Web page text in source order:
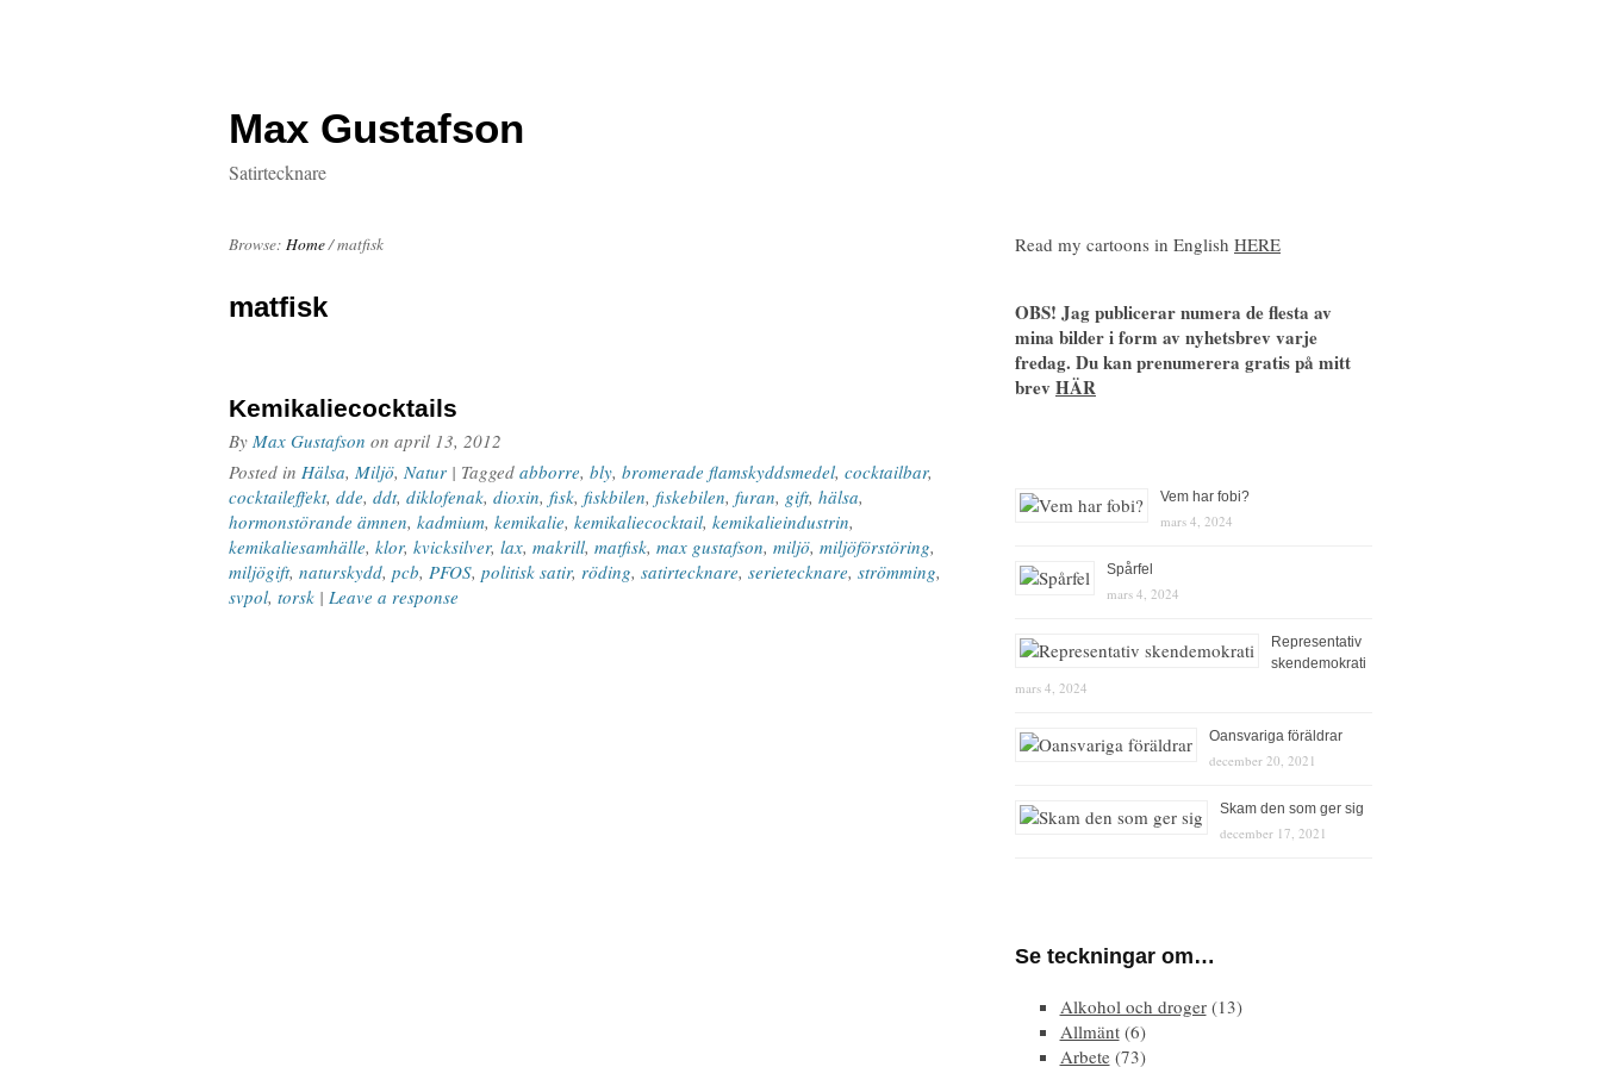
Max Gustafson
Satirtecknare
Browse: Home/matfisk
matfisk
Kemikaliecocktails
By Max Gustafson on april 13, 2012
Posted in Hälsa, Miljö, Natur | Tagged abborre, bly, bromerade flamskyddsmedel, cocktailbar,
cocktaileffekt, dde, ddt, diklofenak, dioxin, fisk, fiskbilen, fiskebilen, furan, gift, hälsa,
hormonstörande ämnen, kadmium, kemikalie, kemikaliecocktail, kemikalieindustrin,
kemikaliesamhälle, klor, kvicksilver, lax, makrill, matfisk, max gustafson, miljö, miljöförstöring,
miljögift, naturskydd, pcb, PFOS, politisk satir, röding, satirtecknare, serietecknare, strömming,
svpol, torsk | Leave a response
Read my cartoons in English HERE
OBS! Jag publicerar numera de flesta av
mina bilder i form av nyhetsbrev varje
fredag. Du kan prenumerera gratis på mitt
brev HÄR
Vem har fobi?
mars 4, 2024
Spårfel
mars 4, 2024
Representativ
skendemokrati
mars 4, 2024
Oansvariga föräldrar
december 20, 2021
Skam den som ger sig
december 17, 2021
Se teckningar om…
Alkohol och droger(13)
Allmänt(6)
Arbete(73)